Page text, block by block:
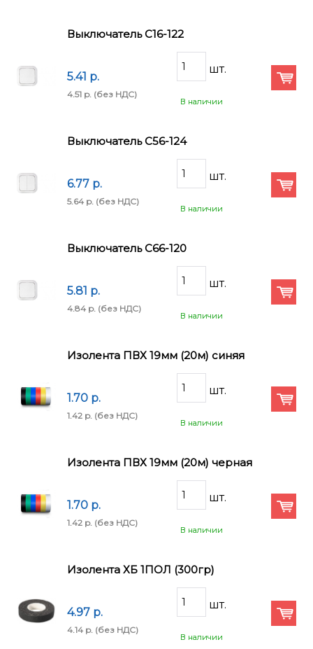
Выключатель С16-122
5.41 p.
4.51 p. (без НДС)
В наличии
Выключатель С56-124
6.77 p.
5.64 p. (без НДС)
В наличии
Выключатель С66-120
5.81 p.
4.84 p. (без НДС)
В наличии
Изолента ПВХ 19мм (20м) синяя
1.70 p.
1.42 p. (без НДС)
В наличии
Изолента ПВХ 19мм (20м) черная
1.70 p.
1.42 p. (без НДС)
В наличии
Изолента ХБ 1ПОЛ (300гр)
4.97 p.
4.14 p. (без НДС)
В наличии